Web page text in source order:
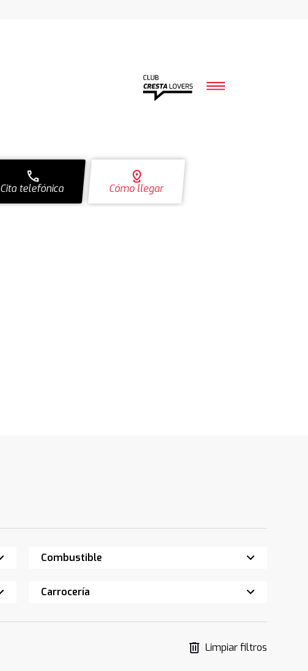
distance
Cómo llegar
call
Cita telefónica
Combustible
Carrocería
Limpiar filtros